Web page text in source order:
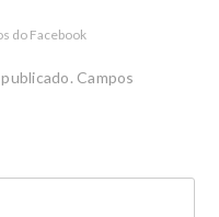
do Facebook
Campos